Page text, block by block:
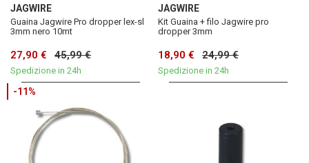
JAGWIRE
Guaina Jagwire Pro dropper lex-sl
3mm nero 10mt
27,90 € 45,99 €
Spedizione in 24h
JAGWIRE
Kit Guaina + filo Jagwire pro
dropper 3mm
18,90 € 24,99 €
Spedizione in 24h
-11%